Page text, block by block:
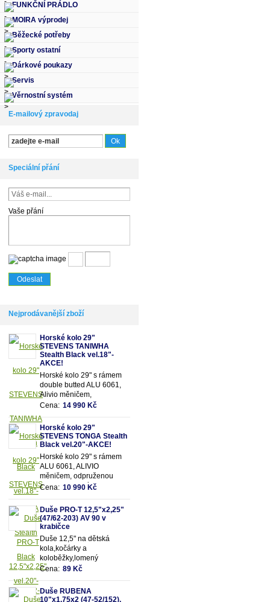
FUNKČNÍ PRÁDLO
MOIRA výprodej
Běžecké potřeby
Sporty ostatní
Dárkové poukazy
Servis
Věrnostní systém
E-mailový zpravodaj
Speciální přání
Vaše přání
Nejprodávanější zboží
Horské kolo 29"
STEVENS TANIWHA
Stealth Black vel.18"-
AKCE!
Horské kolo 29" s rámem
double butted ALU 6061,
Alivio měničem,
odpruženou olejovou vidlicí
SUNTOUR se zamykáním
a 18 převody
Cena: 14 990 Kč
Horské kolo 29"
STEVENS TONGA Stealth
Black vel.20"-AKCE!
Horské kolo 29" s rámem
ALU 6061, ALIVIO
měničem, odpruženou
olejovou vidlicí SUNTOUR
převody
Cena: 10 990 Kč
Duše PRO-T 12,5"x2,25"
(47/62-203) AV 90 v
krabičce
Duše 12,5" na dětská
kola,kočárky a
koloběžky,lomený
motoventil AV90 - pro
Vhodná pro rozměry pláště
12,5"x2,25" (resp.47/62-
Cena: 89 Kč
Duše RUBENA
10"x1,75x2 (47-52/152),